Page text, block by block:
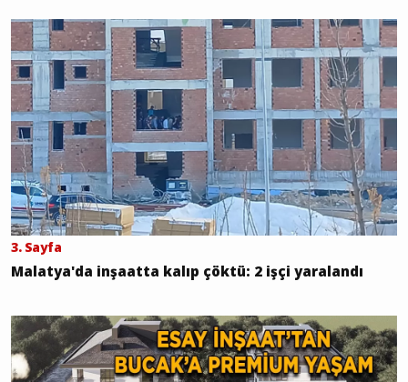
3. Sayfa
Malatya'da inşaatta kalıp çöktü: 2 işçi yaralandı